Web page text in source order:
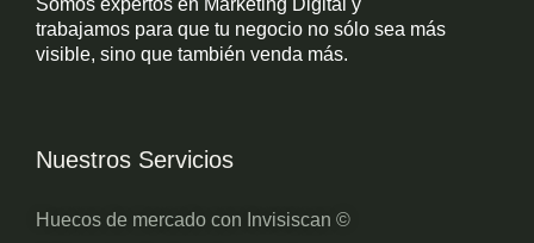
Nuestros Servicios
Huecos de mercado con Invisiscan ©
trabajamos para que tu negocio no sólo sea más
visible, sino que también venda más.